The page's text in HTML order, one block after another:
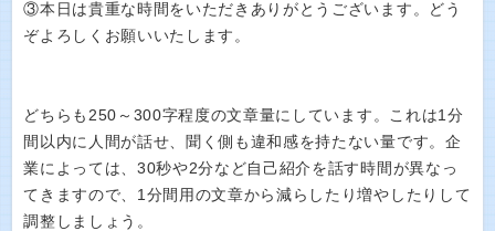
③本日は貴重な時間をいただきありがとうございます。どう
ぞよろしくお願いいたします。
どちらも250～300字程度の文章量にしています。これは1分
間以内に人間が話せ、聞く側も違和感を持たない量です。企
業によっては、30秒や2分など自己紹介を話す時間が異なっ
てきますので、1分間用の文章から減らしたり増やしたりして
調整しましょう。